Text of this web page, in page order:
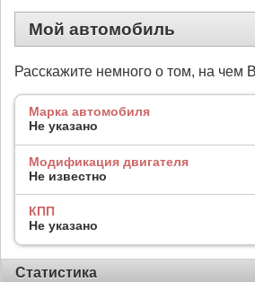
Мой автомобиль
Расскажите немного о том, на чем
Марка автомобиля
Не указано
Модификация двигателя
Не известно
КПП
Не указано
Статистика